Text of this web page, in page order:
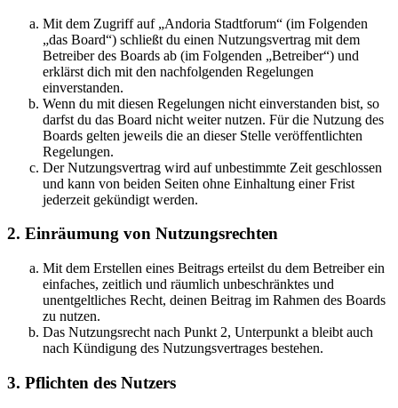
Mit dem Zugriff auf „Andoria Stadtforum“ (im Folgenden
„das Board“) schließt du einen Nutzungsvertrag mit dem
Betreiber des Boards ab (im Folgenden „Betreiber“) und
erklärst dich mit den nachfolgenden Regelungen
einverstanden.
Wenn du mit diesen Regelungen nicht einverstanden bist, so
darfst du das Board nicht weiter nutzen. Für die Nutzung des
Boards gelten jeweils die an dieser Stelle veröffentlichten
Regelungen.
Der Nutzungsvertrag wird auf unbestimmte Zeit geschlossen
und kann von beiden Seiten ohne Einhaltung einer Frist
jederzeit gekündigt werden.
2. Einräumung von Nutzungsrechten
Mit dem Erstellen eines Beitrags erteilst du dem Betreiber ein
einfaches, zeitlich und räumlich unbeschränktes und
unentgeltliches Recht, deinen Beitrag im Rahmen des Boards
zu nutzen.
Das Nutzungsrecht nach Punkt 2, Unterpunkt a bleibt auch
nach Kündigung des Nutzungsvertrages bestehen.
3. Pflichten des Nutzers